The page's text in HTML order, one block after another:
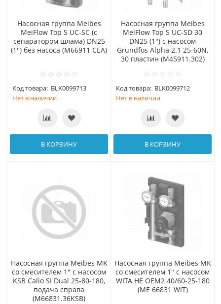
Насосная группа Meibes
MeiFlow Top S UC-SC (с
сепаратором шлама) DN25
(1'') без насоса (M66911 CEA)
Код товара: BLK0099713
Нет в наличии
В КОРЗИНУ
Насосная группа Meibes
MeiFlow Top S UC-SD 30
DN25 (1") с насосом
Grundfos Alpha 2.1 25-60N,
30 пластин (M45911.302)
Код товара: BLK0099712
Нет в наличии
В КОРЗИНУ
Насосная группа Meibes MK
со смесителем 1" с насосом
KSB Calio SI Dual 25-80-180,
подача справа
(M66831.36KSB)
Насосная группа Meibes MK
со смесителем 1" с насосом
WITA HE OEM2 40/60-25-180
(МЕ 66831 WIT)